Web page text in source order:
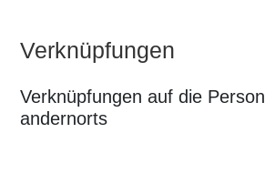
Verknüpfungen
Verknüpfungen auf die Person
andernorts